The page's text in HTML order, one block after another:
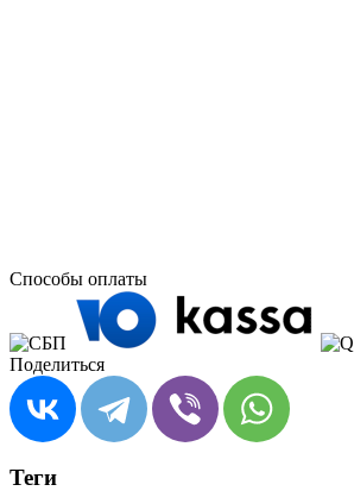
Способы оплаты
Поделиться
Теги